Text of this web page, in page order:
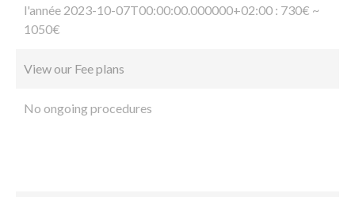
l'année 2023-10-07T00:00:00.000000+02:00 : 730€ ~
1050€
View our Fee plans
No ongoing procedures